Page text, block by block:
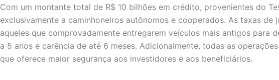
Com um montante total de R$ 10 bilhões em crédito, provenientes do
exclusivamente a caminhoneiros autônomos e cooperados. As taxas
aqueles que comprovadamente entregarem veículos mais antigos
a 5 anos e carência de até 6 meses. Adicionalmente, todas as
que oferece maior segurança aos investidores e aos beneficiários.